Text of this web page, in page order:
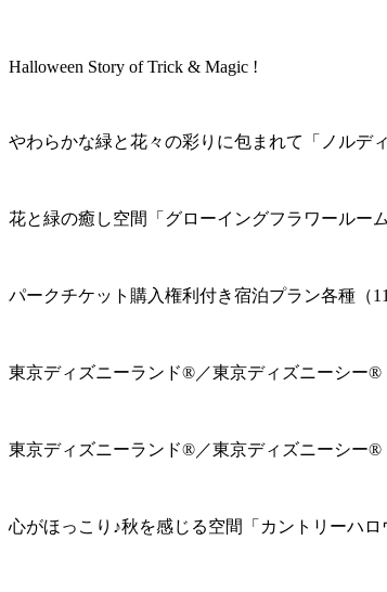
Halloween Story of Trick & Magic !
やわらかな緑と花々の彩りに包まれて「ノルデ
花と緑の癒し空間「グローイングフラワールーム
パークチケット購入権利付き宿泊プラン各種（
東京ディズニーランド®／東京ディズニーシー
東京ディズニーランド®／東京ディズニーシー
心がほっこり♪秋を感じる空間「カントリーハロ